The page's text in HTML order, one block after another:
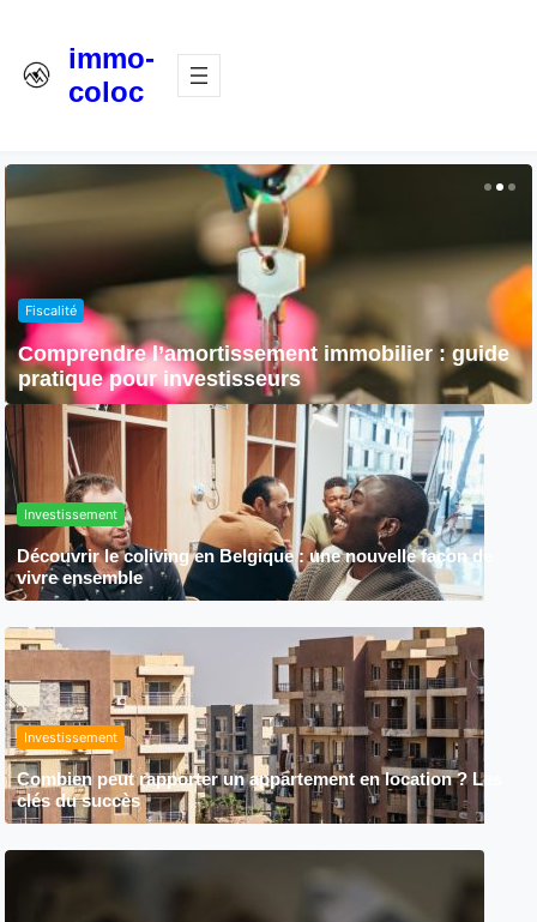
immo-
coloc
Fiscalité
Comprendre l’amortissement immobilier : guide
pratique pour investisseurs
Investissement
Découvrir le coliving en Belgique : une nouvelle façon de
vivre ensemble
Investissement
Combien peut rapporter un appartement en location ? Les
clés du succès